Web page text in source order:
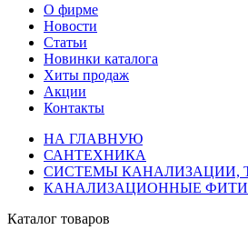
О фирме
Новости
Статьи
Новинки каталога
Хиты продаж
Акции
Контакты
НА ГЛАВНУЮ
САНТЕХНИКА
СИСТЕМЫ КАНАЛИЗАЦИИ,
КАНАЛИЗАЦИОННЫЕ
Каталог товаров